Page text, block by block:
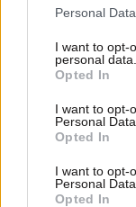
Please note that
not limited to your
grant or deny
use your data for
consent section.
Personal
I want to opt-
personal data.
Opted In
I want to opt-
Personal Data.
Opted In
I want to opt-
Personal
Opted In
πραγματικές
αναδειχθεί μια
που θέλουν